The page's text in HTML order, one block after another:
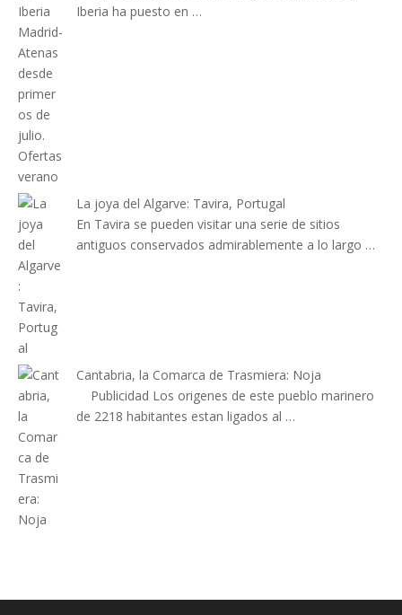
Iberia ha puesto en …
La joya del Algarve: Tavira, Portugal
En Tavira se pueden visitar una serie de sitios
antiguos conservados admirablemente a lo largo …
Cantabria, la Comarca de Trasmiera: Noja
Publicidad Los origenes de este pueblo marinero
de 2218 habitantes estan ligados al …